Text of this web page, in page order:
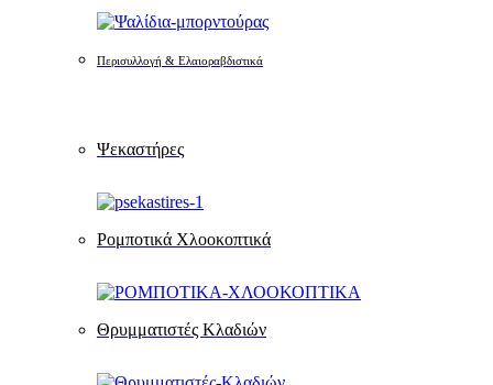
Περισυλλογή & Ελαιοραβδιστικά
Ψεκαστήρες
Ρομποτικά Χλοοκοπτικά
Θρυμματιστές Κλαδιών